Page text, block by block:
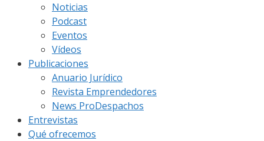
Noticias
Podcast
Eventos
Vídeos
Publicaciones
Anuario Jurídico
Revista Emprendedores
News ProDespachos
Entrevistas
Qué ofrecemos